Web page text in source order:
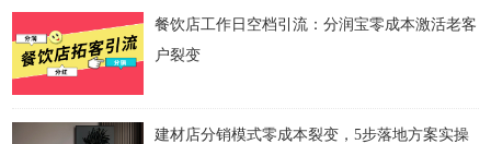
餐饮店工作日空档引流：分润宝零成本激活老客
户裂变
建材店分销模式零成本裂变，5步落地方案实操